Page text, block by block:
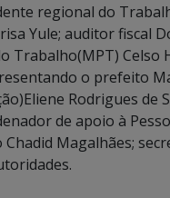
regional do
Yule; auditor fiscal
Trabalho(MPT) Celso
o prefeito
Rodrigues de
de apoio à
Magalhães;